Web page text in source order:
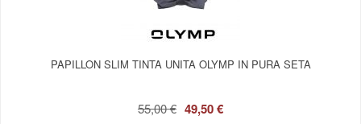
PAPILLON SLIM TINTA UNITA OLYMP IN PURA SETA
55,00 € 49,50 €